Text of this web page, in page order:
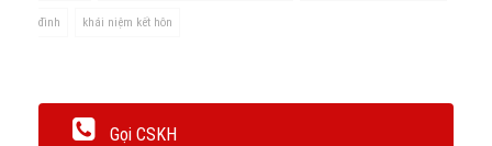
đình khái niệm kết hôn
Gọi CSKH